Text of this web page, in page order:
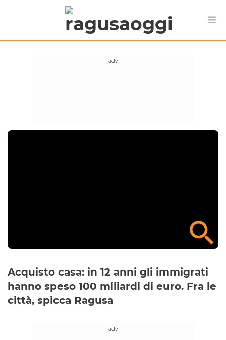
Acquisto casa: in 12 anni gli immigrati
hanno speso 100 miliardi di euro. Fra le
città, spicca Ragusa